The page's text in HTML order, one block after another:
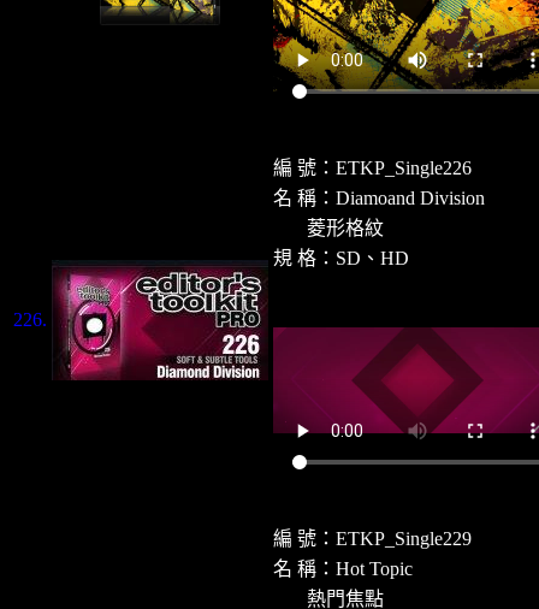
226.
編 號：ETKP_Single226
名 稱： Diamoand Division
菱形格紋
規 格：SD、HD
編 號：ETKP_Single229
名 稱： Hot Topic
熱門焦點